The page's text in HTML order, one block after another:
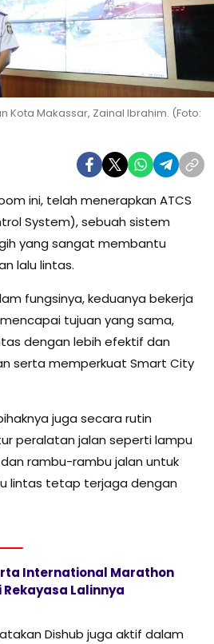
Kota Makassar, Zainal Ibrahim. (Foto:
ini, telah menerapkan ATCS
System), sebuah sistem
yang sangat membantu
lalu lintas.
fungsinya, keduanya bekerja
tujuan yang sama,
dengan lebih efektif dan
serta memperkuat Smart City
juga secara rutin
peralatan jalan seperti lampu
rambu-rambu jalan untuk
lintas tetap terjaga dengan
International Marathon
Rekayasa Lalinnya
Dishub juga aktif dalam